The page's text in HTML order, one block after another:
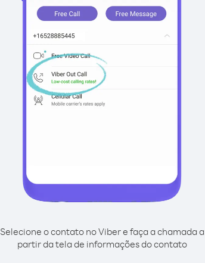
Selecione o contato no Viber e faça a chamada a
partir da tela de informações do contato